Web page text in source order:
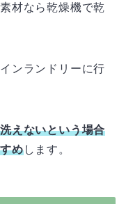
材なら乾燥機で乾
ンランドリーに行
えないという場合
めします。